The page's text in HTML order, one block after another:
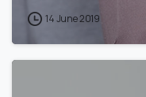
14 June 2019